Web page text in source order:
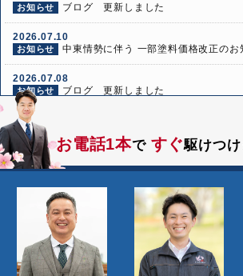
お知らせ ブログ 更新しました
2026.07.10
お知らせ 中東情勢に伴う 一部塗料価格改正のお
2026.07.08
お知らせ ブログ 更新しました
2026.06.24
お知らせ
2026.06.10
お知らせ ブログ 更新しました
お電話1本で すぐ駆けつけ